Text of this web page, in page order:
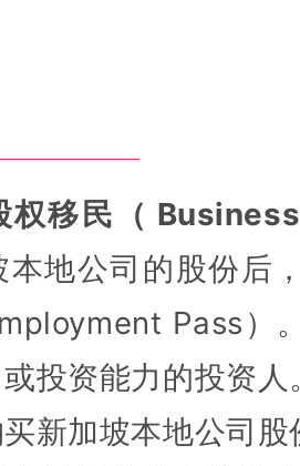
权移民（
本地公司的股份后
Pass）
投资能力的投资人
新加坡本地公司